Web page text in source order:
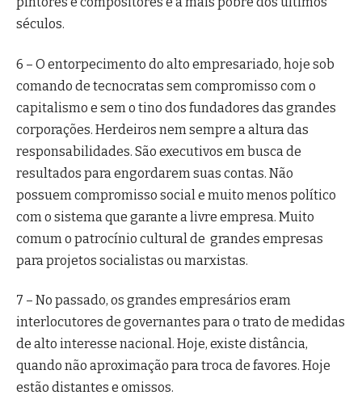
séculos.
6 – O entorpecimento do alto empresariado, hoje sob
comando de tecnocratas sem compromisso com o
capitalismo e sem o tino dos fundadores das grandes
corporações. Herdeiros nem sempre a altura das
responsabilidades. São executivos em busca de
resultados para engordarem suas contas. Não
possuem compromisso social e muito menos político
com o sistema que garante a livre empresa. Muito
comum o patrocínio cultural de grandes empresas
para projetos socialistas ou marxistas.
7 – No passado, os grandes empresários eram
interlocutores de governantes para o trato de medidas
de alto interesse nacional. Hoje, existe distância,
quando não aproximação para troca de favores. Hoje
estão distantes e omissos.